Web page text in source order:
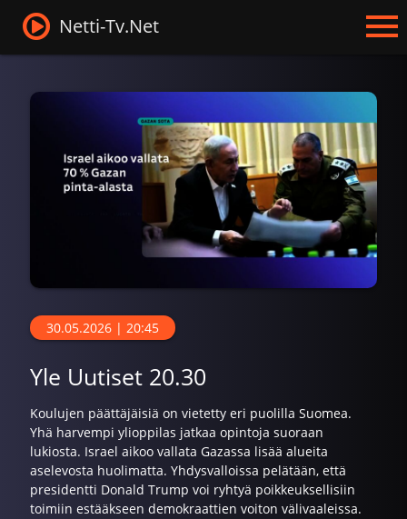
Netti-Tv.Net
30.05.2026 | 20:45
Yle Uutiset 20.30
Koulujen päättäjäisiä on vietetty eri puolilla Suomea.
Yhä harvempi ylioppilas jatkaa opintoja suoraan
lukiosta. Israel aikoo vallata Gazassa lisää alueita
aselevosta huolimatta. Yhdysvalloissa pelätään, että
presidentti Donald Trump voi ryhtyä poikkeuksellisiin
toimiin estääkseen demokraattien voiton välivaaleissa.